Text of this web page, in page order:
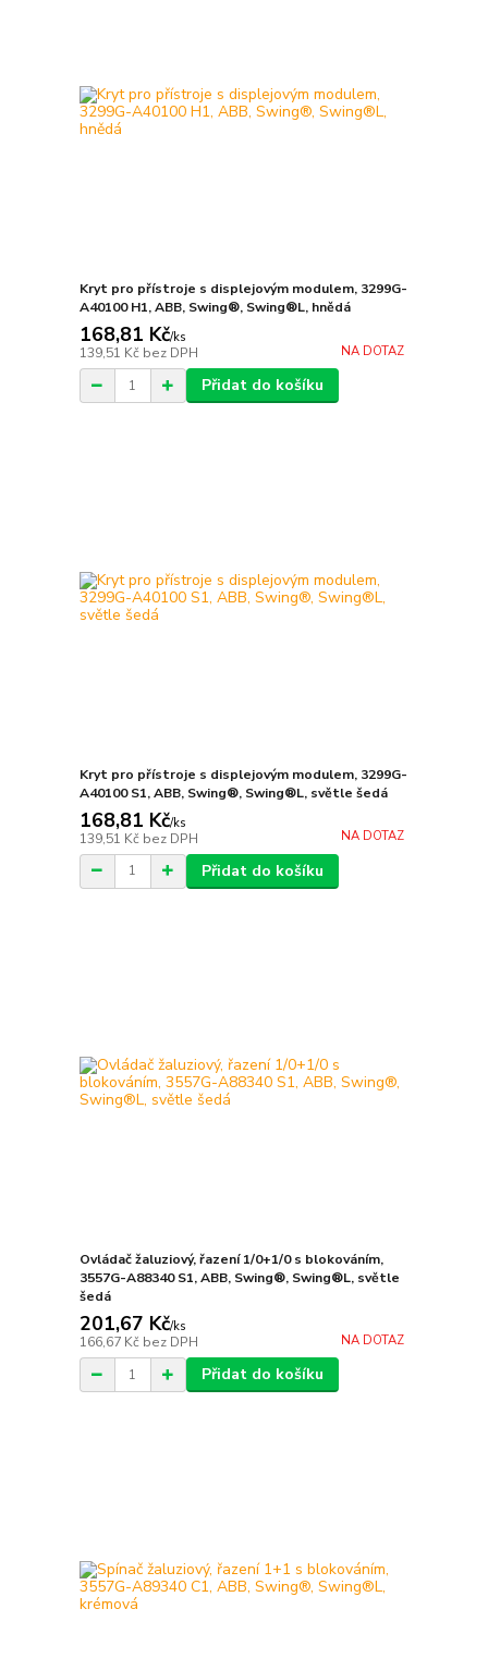
Kryt pro přístroje s displejovým modulem, 3299G-
A40100 H1, ABB, Swing®, Swing®L, hnědá
168,81 Kč/ks
139,51 Kč bez DPH NA DOTAZ
Přidat do košíku
Kryt pro přístroje s displejovým modulem, 3299G-
A40100 S1, ABB, Swing®, Swing®L, světle šedá
168,81 Kč/ks
139,51 Kč bez DPH NA DOTAZ
Přidat do košíku
Ovládač žaluziový, řazení 1/0+1/0 s blokováním,
3557G-A88340 S1, ABB, Swing®, Swing®L, světle
šedá
201,67 Kč/ks
166,67 Kč bez DPH NA DOTAZ
Přidat do košíku